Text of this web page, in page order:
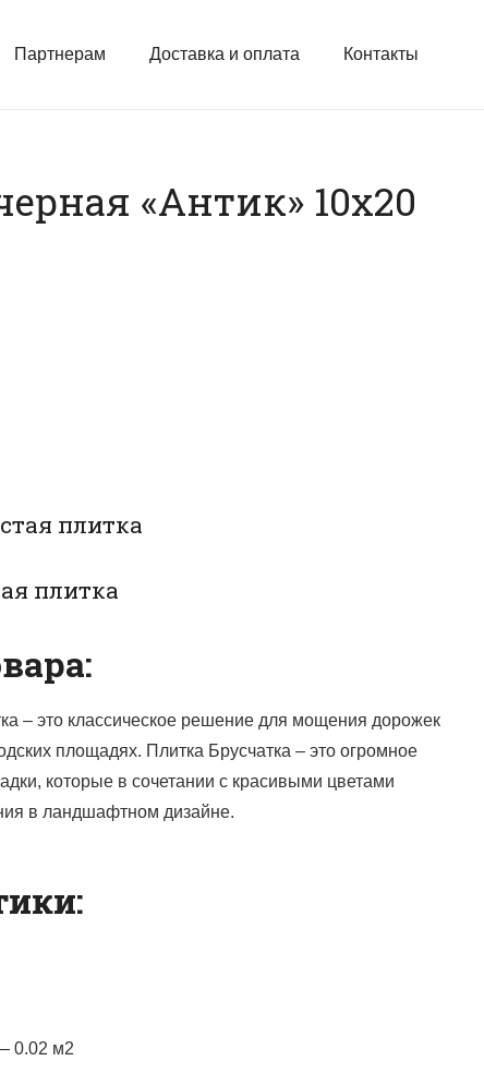
Партнерам Доставка и оплата Контакты
«Антик» 10х20
плитка
плитка
– это классическое решение для мощения дорожек
площадях. Плитка Брусчатка – это огромное
которые в сочетании с красивыми цветами
в ландшафтном дизайне.
0.02 м2